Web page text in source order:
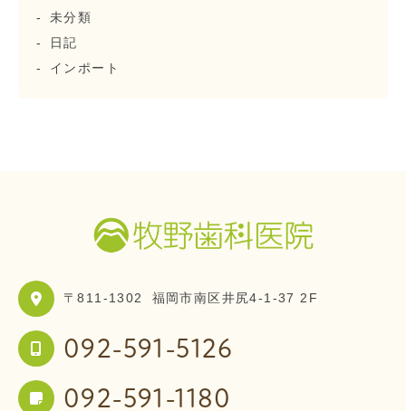
未分類
日記
インポート
〒811-1302 福岡市南区井尻4-1-37 2F
092-591-5126
092-591-1180